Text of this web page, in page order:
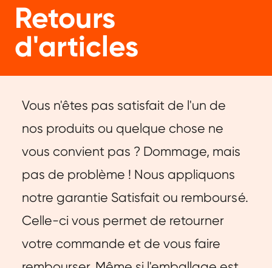
Retours
d'articles
Vous n'êtes pas satisfait de l'un de
nos produits ou quelque chose ne
vous convient pas ? Dommage, mais
pas de problème ! Nous appliquons
notre garantie Satisfait ou remboursé.
Celle-ci vous permet de retourner
votre commande et de vous faire